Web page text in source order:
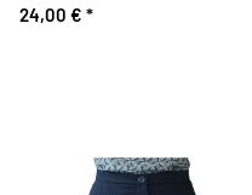
24,00 € *